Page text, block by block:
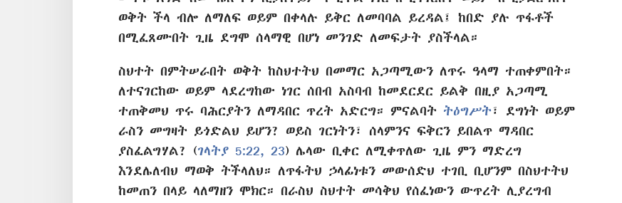
ወቅት ችላ ብሎ ለማለፍ ወይም በቀላሉ ይቅር ለመባባል ይረዳል፤ ከበድ ያሉ ጥፋቶች
በሚፈጸሙበት ጊዜ ደግሞ ሰላማዊ በሆነ መንገድ ለመፍታት ያስችላል።
ስህተት በምትሠራበት ወቅት ከስህተትህ በመማር አጋጣሚውን ለጥሩ ዓላማ ተጠቀምበት።
ለተናገርከው ወይም ላደረግከው ነገር ሰበብ አስባብ ከመደርደር ይልቅ በዚያ አጋጣሚ
ተጠቅመህ ጥሩ ባሕርያትን ለማዳበር ጥረት አድርግ። ምናልባት ትዕግሥት፣ ደግነት ወይም
ራስን መግዛት ይጎድልህ ይሆን? ወይስ ገርነትን፣ ሰላምንና ፍቅርን ይበልጥ ማዳበር
ያስፈልግሃል? (ገላትያ 5:22, 23) ሌላው ቢቀር ለሚቀጥለው ጊዜ ምን ማድረግ
እንደሌለብህ ማወቅ ትችላለህ። ለጥፋትህ ኃላፊነቱን መውሰድህ ተገቢ ቢሆንም በስህተትህ
ከመጠን በላይ ላለማዘን ሞክር። በራስህ ስህተት መሳቅህ የሰፈነውን ውጥረት ሊያረግብ